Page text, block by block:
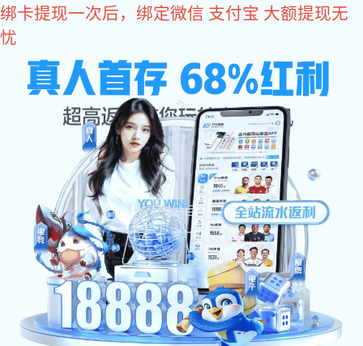
亿万28
产品中心
可编程线性电源
IPD-A系列 可编程线性直流电源